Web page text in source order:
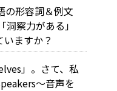
の形容詞＆例文
察力がある」
ますか？
」。さて、私
～音声を